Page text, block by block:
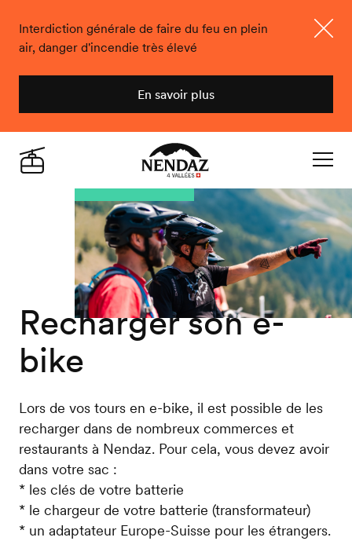
Interdiction générale de faire du feu en plein
air, danger d'incendie très élevé
En savoir plus
Nendaz
Recharger son e-
bike
Lors de vos tours en e-bike, il est possible de les
recharger dans de nombreux commerces et
restaurants à Nendaz. Pour cela, vous devez avoir
dans votre sac :
* les clés de votre batterie
* le chargeur de votre batterie (transformateur)
* un adaptateur Europe-Suisse pour les étrangers.